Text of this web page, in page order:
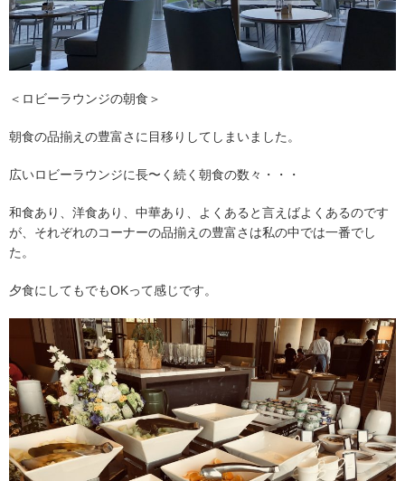
＜ロビーラウンジの朝食＞
朝食の品揃えの豊富さに目移りしてしまいました。
広いロビーラウンジに長〜く続く朝食の数々・・・
和食あり、洋食あり、中華あり、よくあると言えばよくあるのです
が、それぞれのコーナーの品揃えの豊富さは私の中では一番でし
た。
夕食にしてもでもOKって感じです。